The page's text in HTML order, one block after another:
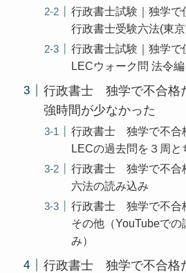
行政書士試験｜独学
行政書士受験六法(東
行政書士試験｜独学で
LECウォーク問 法令編
行政書士 独学で不合格
強時間が少なかった
行政書士 独学で不合
LECの過去問を３周と
行政書士 独学で不合
六法の読み込み
行政書士 独学で不合
その他（YouTubeで
み）
行政書士 独学で不合格